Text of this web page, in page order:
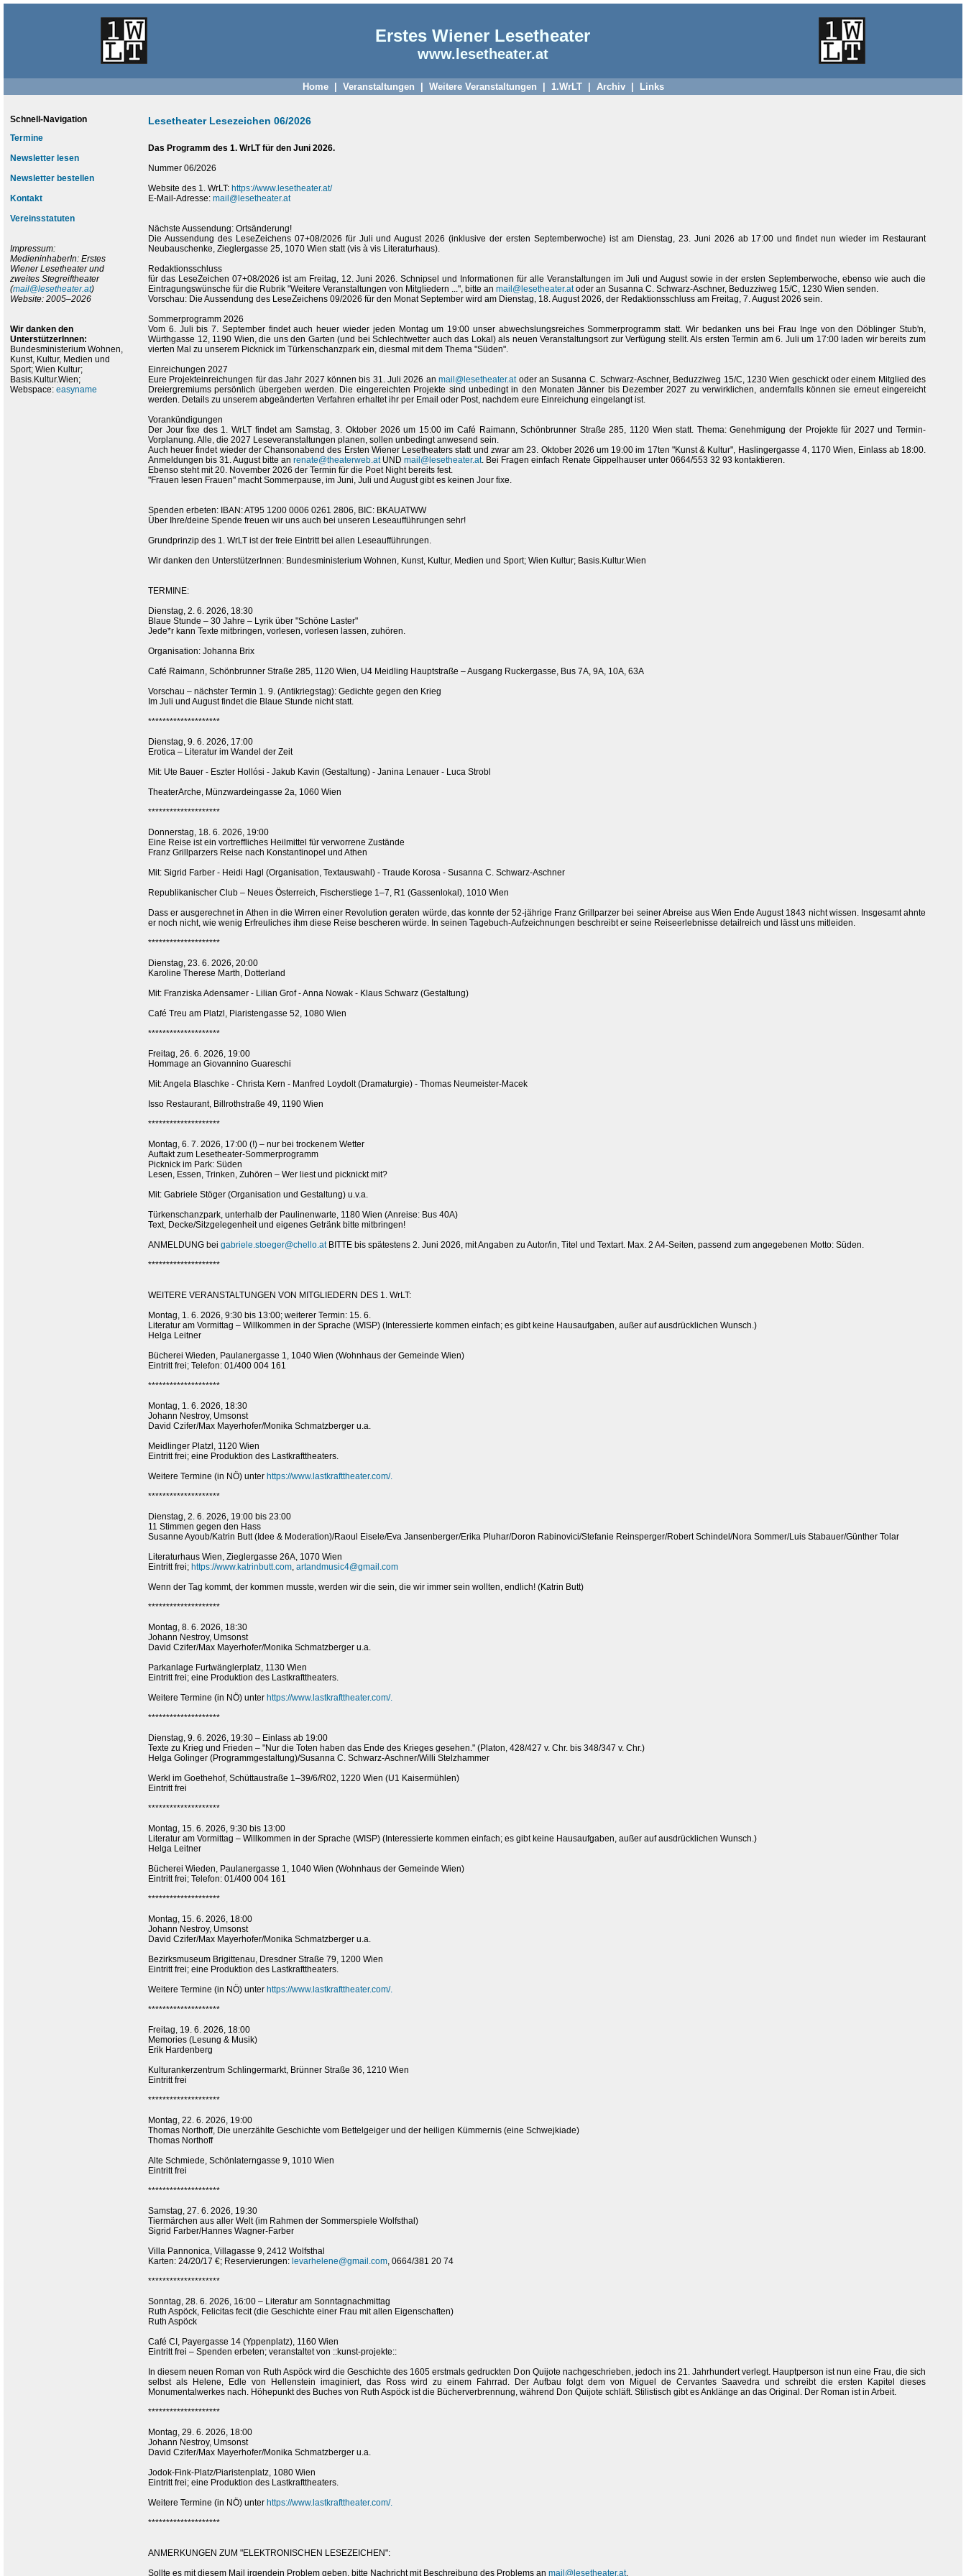
Erstes Wiener Lesetheater
www.lesetheater.at
Home| Veranstaltungen Weitere Veranstaltungen 1.WrLT| Archiv| Links
Schnell-Navigation
Termine
Newsletter lesen
Newsletter bestellen
Kontakt
Vereinsstatuten
Impressum:
MedieninhaberIn: Erstes
Wiener Lesetheater und
zweites Stegreiftheater
(mail@lesetheater.at)
Website: 2005–2026
Wir danken den
UnterstützerInnen:
Bundesministerium Wohnen,
Kunst, Kultur, Medien und
Sport; Wien Kultur;
Basis.Kultur.Wien;
Webspace: easyname
Lesetheater Lesezeichen 06/2026
Das Programm des 1. WrLT für den Juni 2026.
Nummer 06/2026
Website des 1. WrLT: https://www.lesetheater.at/
E-Mail-Adresse: mail@lesetheater.at
Nächste Aussendung: Ortsänderung!
Die Aussendung des LeseZeichens 07+08/2026 für Juli und August 2026 (inklusive der ersten Septemberwoche) ist am Dienstag, 23. Juni 2026 ab 17:00 und findet nun wieder im Restaurant
Neubauschenke, Zieglergasse 25, 1070 Wien statt (vis à vis Literaturhaus).
Redaktionsschluss
für das LeseZeichen 07+08/2026 ist am Freitag, 12. Juni 2026. Schnipsel und Informationen für alle Veranstaltungen im Juli und August sowie in der ersten Septemberwoche, ebenso wie auch die
Eintragungswünsche für die Rubrik "Weitere Veranstaltungen von Mitgliedern ...", bitte an mail@lesetheater.atoder an Susanna C. Schwarz-Aschner, Beduzziweg 15/C, 1230 Wien senden.
Vorschau: Die Aussendung des LeseZeichens 09/2026 für den Monat September wird am Dienstag, 18. August 2026, der Redaktionsschluss am Freitag, 7. August 2026 sein.
Sommerprogramm 2026
Vom 6. Juli bis 7. September findet auch heuer wieder jeden Montag um 19:00 unser abwechslungsreiches Sommerprogramm statt. Wir bedanken uns bei Frau Inge von den Döblinger Stub'n,
Würthgasse 12, 1190 Wien, die uns den Garten (und bei Schlechtwetter auch das Lokal) als neuen Veranstaltungsort zur Verfügung stellt. Als ersten Termin am 6. Juli um 17:00 laden wir bereits zum
vierten Mal zu unserem Picknick im Türkenschanzpark ein, diesmal mit dem Thema "Süden".
Einreichungen 2027
Eure Projekteinreichungen für das Jahr 2027 können bis 31. Juli 2026 anmail@lesetheater.atoder an Susanna C. Schwarz-Aschner, Beduzziweg 15/C, 1230 Wien geschickt oder einem Mitglied des
Dreiergremiums persönlich übergeben werden. Die eingereichten Projekte sind unbedingt in den Monaten Jänner bis Dezember 2027 zu verwirklichen, andernfalls können sie erneut eingereicht
werden. Details zu unserem abgeänderten Verfahren erhaltet ihr per Email oder Post, nachdem eure Einreichung eingelangt ist.
Vorankündigungen
Der Jour fixe des 1. WrLT findet am Samstag, 3. Oktober 2026 um 15:00 im Café Raimann, Schönbrunner Straße 285, 1120 Wien statt. Thema: Genehmigung der Projekte für 2027 und Termin-
Vorplanung. Alle, die 2027 Leseveranstaltungen planen, sollen unbedingt anwesend sein.
Auch heuer findet wieder der Chansonabend des Ersten Wiener Lesetheaters statt und zwar am 23. Oktober 2026 um 19:00 im 17ten "Kunst & Kultur", Haslingergasse 4, 1170 Wien, Einlass ab 18:00.
Anmeldungen bis 31. August bitte an renate@theaterweb.atUND mail@lesetheater.at. Bei Fragen einfach Renate Gippelhauser unter 0664/553 32 93 kontaktieren.
Ebenso steht mit 20. November 2026 der Termin für die Poet Night bereits fest.
"Frauen lesen Frauen" macht Sommerpause, im Juni, Juli und August gibt es keinen Jour fixe.
Spenden erbeten: IBAN: AT95 1200 0006 0261 2806, BIC: BKAUATWW
Über Ihre/deine Spende freuen wir uns auch bei unseren Leseaufführungen sehr!
Grundprinzip des 1. WrLT ist der freie Eintritt bei allen Leseaufführungen.
Wir danken den UnterstützerInnen: Bundesministerium Wohnen, Kunst, Kultur, Medien und Sport; Wien Kultur; Basis.Kultur.Wien
TERMINE:
Dienstag, 2. 6. 2026, 18:30
Blaue Stunde – 30 Jahre – Lyrik über "Schöne Laster"
Jede*r kann Texte mitbringen, vorlesen, vorlesen lassen, zuhören.
Organisation: Johanna Brix
Café Raimann, Schönbrunner Straße 285, 1120 Wien, U4 Meidling Hauptstraße – Ausgang Ruckergasse, Bus 7A, 9A, 10A, 63A
Vorschau – nächster Termin 1. 9. (Antikriegstag): Gedichte gegen den Krieg
Im Juli und August findet die Blaue Stunde nicht statt.
********************
Dienstag, 9. 6. 2026, 17:00
Erotica – Literatur im Wandel der Zeit
Mit: Ute Bauer - Eszter Hollósi - Jakub Kavin (Gestaltung) - Janina Lenauer - Luca Strobl
TheaterArche, Münzwardeingasse 2a, 1060 Wien
********************
Donnerstag, 18. 6. 2026, 19:00
Eine Reise ist ein vortreffliches Heilmittel für verworrene Zustände
Franz Grillparzers Reise nach Konstantinopel und Athen
Mit: Sigrid Farber - Heidi Hagl (Organisation, Textauswahl) - Traude Korosa - Susanna C. Schwarz-Aschner
Republikanischer Club – Neues Österreich, Fischerstiege 1–7, R1 (Gassenlokal), 1010 Wien
Dass er ausgerechnet in Athen in die Wirren einer Revolution geraten würde, das konnte der 52-jährige Franz Grillparzer bei seiner Abreise aus Wien Ende August 1843 nicht wissen. Insgesamt ahnte
er noch nicht, wie wenig Erfreuliches ihm diese Reise bescheren würde. In seinen Tagebuch-Aufzeichnungen beschreibt er seine Reiseerlebnisse detailreich und lässt uns mitleiden.
********************
Dienstag, 23. 6. 2026, 20:00
Karoline Therese Marth, Dotterland
Mit: Franziska Adensamer - Lilian Grof - Anna Nowak - Klaus Schwarz (Gestaltung)
Café Treu am Platzl, Piaristengasse 52, 1080 Wien
********************
Freitag, 26. 6. 2026, 19:00
Hommage an Giovannino Guareschi
Mit: Angela Blaschke - Christa Kern - Manfred Loydolt (Dramaturgie) - Thomas Neumeister-Macek
Isso Restaurant, Billrothstraße 49, 1190 Wien
********************
Montag, 6. 7. 2026, 17:00 (!) – nur bei trockenem Wetter
Auftakt zum Lesetheater-Sommerprogramm
Picknick im Park: Süden
Lesen, Essen, Trinken, Zuhören – Wer liest und picknickt mit?
Mit: Gabriele Stöger (Organisation und Gestaltung) u.v.a.
Türkenschanzpark, unterhalb der Paulinenwarte, 1180 Wien (Anreise: Bus 40A)
Text, Decke/Sitzgelegenheit und eigenes Getränk bitte mitbringen!
ANMELDUNG bei gabriele.stoeger@chello.atBITTE bis spätestens 2. Juni 2026, mit Angaben zu Autor/in, Titel und Textart. Max. 2 A4-Seiten, passend zum angegebenen Motto: Süden.
********************
WEITERE VERANSTALTUNGEN VON MITGLIEDERN DES 1. WrLT:
Montag, 1. 6. 2026, 9:30 bis 13:00; weiterer Termin: 15. 6.
Literatur am Vormittag – Willkommen in der Sprache (WISP) (Interessierte kommen einfach; es gibt keine Hausaufgaben, außer auf ausdrücklichen Wunsch.)
Helga Leitner
Bücherei Wieden, Paulanergasse 1, 1040 Wien (Wohnhaus der Gemeinde Wien)
Eintritt frei; Telefon: 01/400 004 161
********************
Montag, 1. 6. 2026, 18:30
Johann Nestroy, Umsonst
David Czifer/Max Mayerhofer/Monika Schmatzberger u.a.
Meidlinger Platzl, 1120 Wien
Eintritt frei; eine Produktion des Lastkrafttheaters.
Weitere Termine (in NÖ) unter https://www.lastkrafttheater.com/.
********************
Dienstag, 2. 6. 2026, 19:00 bis 23:00
11 Stimmen gegen den Hass
Susanne Ayoub/Katrin Butt (Idee & Moderation)/Raoul Eisele/Eva Jansenberger/Erika Pluhar/Doron Rabinovici/Stefanie Reinsperger/Robert Schindel/Nora Sommer/Luis Stabauer/Günther Tolar
Literaturhaus Wien, Zieglergasse 26A, 1070 Wien
Eintritt frei; https://www.katrinbutt.com, artandmusic4@gmail.com
Wenn der Tag kommt, der kommen musste, werden wir die sein, die wir immer sein wollten, endlich! (Katrin Butt)
********************
Montag, 8. 6. 2026, 18:30
Johann Nestroy, Umsonst
David Czifer/Max Mayerhofer/Monika Schmatzberger u.a.
Parkanlage Furtwänglerplatz, 1130 Wien
Eintritt frei; eine Produktion des Lastkrafttheaters.
Weitere Termine (in NÖ) unter https://www.lastkrafttheater.com/.
********************
Dienstag, 9. 6. 2026, 19:30 – Einlass ab 19:00
Texte zu Krieg und Frieden – "Nur die Toten haben das Ende des Krieges gesehen." (Platon, 428/427 v. Chr. bis 348/347 v. Chr.)
Helga Golinger (Programmgestaltung)/Susanna C. Schwarz-Aschner/Willi Stelzhammer
Werkl im Goethehof, Schüttaustraße 1–39/6/R02, 1220 Wien (U1 Kaisermühlen)
Eintritt frei
********************
Montag, 15. 6. 2026, 9:30 bis 13:00
Literatur am Vormittag – Willkommen in der Sprache (WISP) (Interessierte kommen einfach; es gibt keine Hausaufgaben, außer auf ausdrücklichen Wunsch.)
Helga Leitner
Bücherei Wieden, Paulanergasse 1, 1040 Wien (Wohnhaus der Gemeinde Wien)
Eintritt frei; Telefon: 01/400 004 161
********************
Montag, 15. 6. 2026, 18:00
Johann Nestroy, Umsonst
David Czifer/Max Mayerhofer/Monika Schmatzberger u.a.
Bezirksmuseum Brigittenau, Dresdner Straße 79, 1200 Wien
Eintritt frei; eine Produktion des Lastkrafttheaters.
Weitere Termine (in NÖ) unter https://www.lastkrafttheater.com/.
********************
Freitag, 19. 6. 2026, 18:00
Memories (Lesung & Musik)
Erik Hardenberg
Kulturankerzentrum Schlingermarkt, Brünner Straße 36, 1210 Wien
Eintritt frei
********************
Montag, 22. 6. 2026, 19:00
Thomas Northoff, Die unerzählte Geschichte vom Bettelgeiger und der heiligen Kümmernis (eine Schwejkiade)
Thomas Northoff
Alte Schmiede, Schönlaterngasse 9, 1010 Wien
Eintritt frei
********************
Samstag, 27. 6. 2026, 19:30
Tiermärchen aus aller Welt (im Rahmen der Sommerspiele Wolfsthal)
Sigrid Farber/Hannes Wagner-Farber
Villa Pannonica, Villagasse 9, 2412 Wolfsthal
Karten: 24/20/17 €; Reservierungen: levarhelene@gmail.com, 0664/381 20 74
********************
Sonntag, 28. 6. 2026, 16:00 – Literatur am Sonntagnachmittag
Ruth Aspöck, Felicitas fecit (die Geschichte einer Frau mit allen Eigenschaften)
Ruth Aspöck
Café CI, Payergasse 14 (Yppenplatz), 1160 Wien
Eintritt frei – Spenden erbeten; veranstaltet von ::kunst-projekte::
In diesem neuen Roman von Ruth Aspöck wird die Geschichte des 1605 erstmals gedruckten Don Quijote nachgeschrieben, jedoch ins 21. Jahrhundert verlegt. Hauptperson ist nun eine Frau, die sich
selbst als Helene, Edle von Hellenstein imaginiert, das Ross wird zu einem Fahrrad. Der Aufbau folgt dem von Miguel de Cervantes Saavedra und schreibt die ersten Kapitel dieses
Monumentalwerkes nach. Höhepunkt des Buches von Ruth Aspöck ist die Bücherverbrennung, während Don Quijote schläft. Stilistisch gibt es Anklänge an das Original. Der Roman ist in Arbeit.
********************
Montag, 29. 6. 2026, 18:00
Johann Nestroy, Umsonst
David Czifer/Max Mayerhofer/Monika Schmatzberger u.a.
Jodok-Fink-Platz/Piaristenplatz, 1080 Wien
Eintritt frei; eine Produktion des Lastkrafttheaters.
Weitere Termine (in NÖ) unter https://www.lastkrafttheater.com/.
********************
ANMERKUNGEN ZUM "ELEKTRONISCHEN LESEZEICHEN":
Sollte es mit diesem Mail irgendein Problem geben, bitte Nachricht mit Beschreibung des Problems an mail@lesetheater.at.